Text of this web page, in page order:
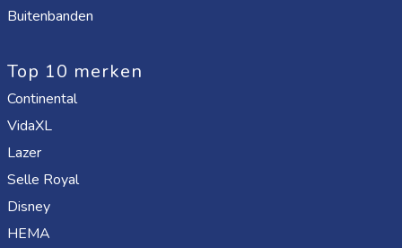
Buitenbanden
Top 10 merken
Continental
VidaXL
Lazer
Selle Royal
Disney
HEMA